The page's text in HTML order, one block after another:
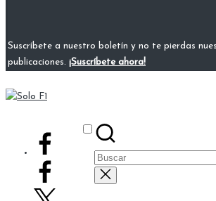
Suscríbete a nuestro boletín y no te pierdas
publicaciones. ¡Suscríbete ahora!
Solo
facebook.com
twitter.com
Buscar: